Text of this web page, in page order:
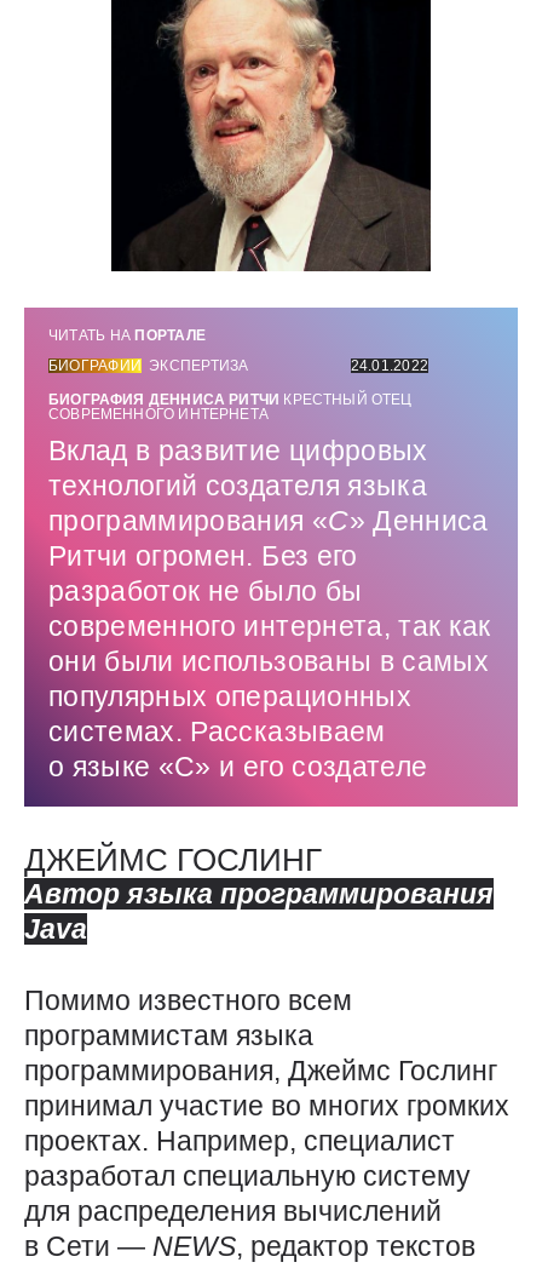
ЧИТАТЬ НАПОРТАЛЕ
БИОГРАФИИ ЭКСПЕРТИЗА
24.01.2022
БИОГРАФИЯ ДЕННИСА РИТЧИ КРЕСТНЫЙ ОТЕЦ
СОВРЕМЕННОГО ИНТЕРНЕТА
Вклад в развитие цифровых
технологий создателя языка
программирования «C» Денниса
Ритчи огромен. Без его
разработок не было бы
современного интернета, так как
они были использованы в самых
популярных операционных
системах. Рассказываем
о языке «С» и его создателе
ДЖЕЙМС ГОСЛИНГ
Автор языка программирования
Java
Помимо известного всем
программистам языка
программирования, Джеймс Гослинг
принимал участие во многих громких
проектах. Например, специалист
разработал специальную систему
для распределения вычислений
в Сети — NEWS, редактор текстов